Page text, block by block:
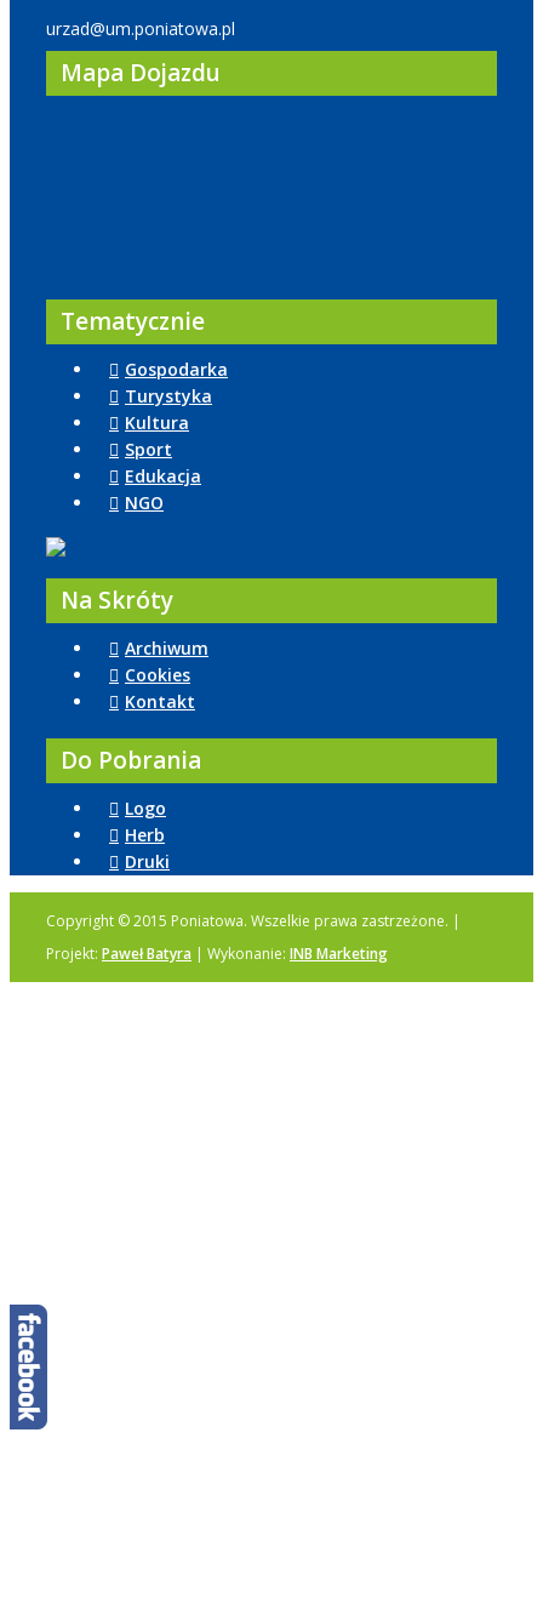
urzad@um.poniatowa.pl
Mapa Dojazdu
Tematycznie
Gospodarka
Turystyka
Kultura
Sport
Edukacja
NGO
Na Skróty
Archiwum
Cookies
Kontakt
Do Pobrania
Logo
Herb
Druki
Copyright © 2015 Poniatowa. Wszelkie prawa zastrzeżone. |
Projekt: Paweł Batyra | Wykonanie: INB Marketing